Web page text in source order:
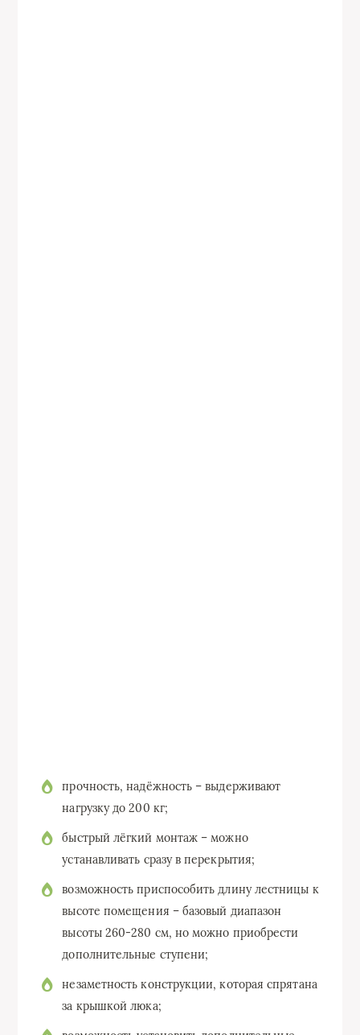
прочность, надёжность – выдерживают
нагрузку до 200 кг;
быстрый лёгкий монтаж – можно
устанавливать сразу в перекрытия;
возможность приспособить длину лестницы к
высоте помещения – базовый диапазон
высоты 260-280 см, но можно приобрести
дополнительные ступени;
незаметность конструкции, которая спрятана
за крышкой люка;